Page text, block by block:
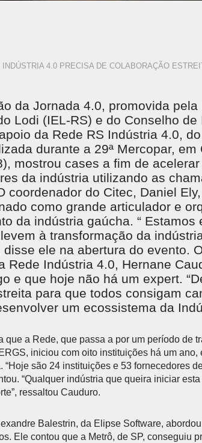
INDÚSTRIA 4.0 PRECISA DE COLABORAÇÃO
da Jornada 4.0, promovida pela
Lodi (IEL-RS) e do Conselho
da Rede RS Indústria 4.0,
durante a 29ª Mercopar,
mostrou cases a fim de
da indústria utilizando as
coordenador do Citec, Daniel
como grande articulador e
da indústria gaúcha. “ Estamos
à transformação da
disse ele na abertura do evento.
Rede Indústria 4.0, Hernane
e que hoje não há um expert.
para que todos consigam
um ecossistema da
que a Rede, que passa a por um período de
iniciou com oito instituições há um
“Hoje são 24 instituições e 53 fornecedores
“Qualquer indústria que queira iniciar
ressaltou Cauduro.
Balestrin, da Elipse Software,
Ele contou que a Metrô, de SP, conseguiu